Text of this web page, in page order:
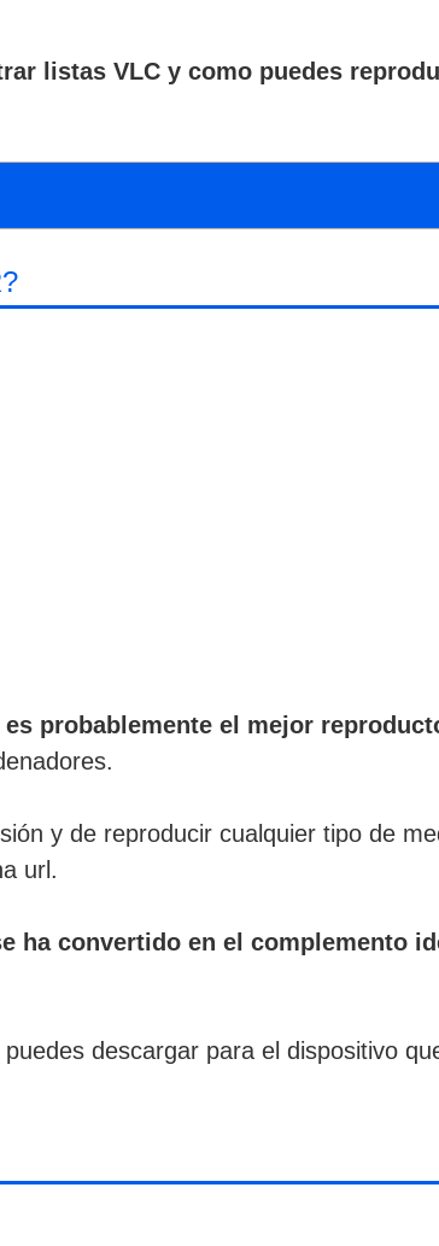
listas VLC y como puedes
es probablemente el mejor
y de reproducir cualquier tipo de
url.
ha convertido en el complemento
puedes descargar para el dispositivo